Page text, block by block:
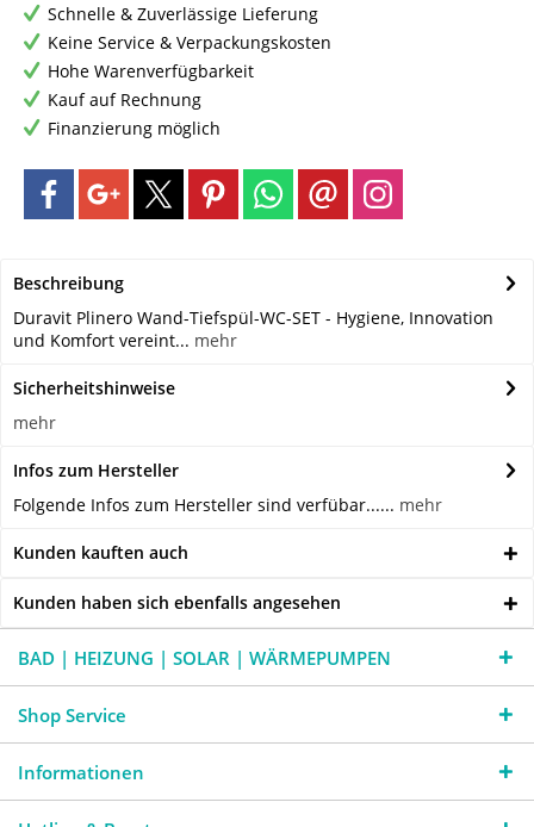
Schnelle & Zuverlässige Lieferung
Keine Service & Verpackungskosten
Hohe Warenverfügbarkeit
Kauf auf Rechnung
Finanzierung möglich
Beschreibung
Duravit Plinero Wand-Tiefspül-WC-SET - Hygiene, Innovation
und Komfort vereint... mehr
Sicherheitshinweise
mehr
Infos zum Hersteller
Folgende Infos zum Hersteller sind verfübar...... mehr
Kunden kauften auch
Kunden haben sich ebenfalls angesehen
BAD | HEIZUNG | SOLAR | WÄRMEPUMPEN
Shop Service
Informationen